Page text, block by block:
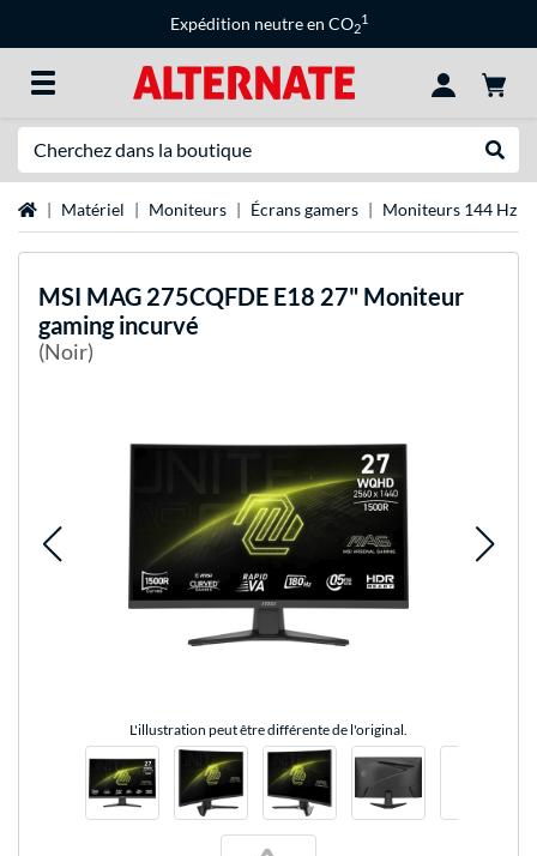
Expédition neutre en CO2
1
Page d'accueil
Matériel Moniteurs Écrans gamers Moniteurs 144 Hz
MSI MAG 275CQFDE E18 27" Moniteur
gaming incurvé
(Noir)
L'illustration peut être différente de l'original.